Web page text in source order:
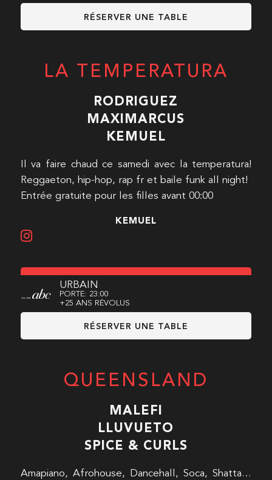
RÉSERVER UNE TABLE
LA TEMPERATURA
RODRIGUEZ
MAXIMARCUS
KEMUEL
Il va faire chaud ce samedi avec la temperatura!
Reggaeton, hip-hop, rap fr et baile funk all night!
Entrée gratuite pour les filles avant 00:00
KEMUEL
URBAIN
PORTE: 23:00
+25 ANS RÉVOLUS
RÉSERVER UNE TABLE
QUEENSLAND
MALEFI
LLUVUETO
SPICE & CURLS
Amapiano, Afrohouse, Dancehall, Soca, Shatta…